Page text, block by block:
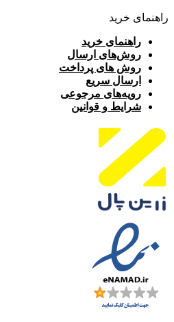
راهنمای خرید
راهنمای خرید
روش‌های ارسال
روش های پرداخت
ارسال سریع
رویه‌های مرجوعی
شرایط و قوانین